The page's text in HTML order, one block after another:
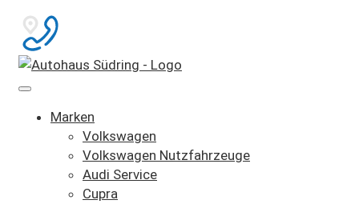
Marken
Volkswagen
Volkswagen Nutzfahrzeuge
Audi Service
Cupra